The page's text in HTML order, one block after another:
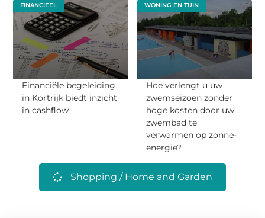
FINANCIEEL
Financiële begeleiding
in Kortrijk biedt inzicht
in cashflow
WONING EN TUIN
Hoe verlengt u uw
zwemseizoen zonder
hoge kosten door uw
zwembad te
verwarmen op zonne-
energie?
Shopping / Home and Garden